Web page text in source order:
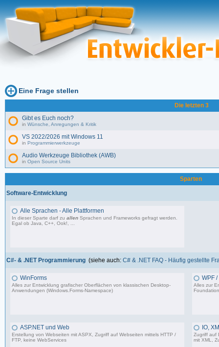
Eine Frage stellen
Die letzten 3
Gibt es Euch noch?
in Wünsche, Anregungen & Kritik
VS 2022/2026 mit Windows 11
in Programmierwerkzeuge
Audio Werkzeuge Bibliothek (AWB)
in Open Source Units
Sparten
Software-Entwicklung
Alle Sprachen - Alle Plattformen
In dieser Sparte darf zuallen Sprachen und Frameworks gefragt werden.
Egal ob Java, C++, Ook!, ...
C#- & .NET Programmierung (siehe auch: C# & .NET FAQ - Häufig gestellte
WinForms
Alles zur Entwicklung grafischer Oberflächen von klassischen Desktop-
Anwendungen (Windows.Forms-Namespace)
WPF
Alles zur
ASP.NET und Web
Erstellung von Webseiten mit ASPX, Zugriff auf Webseiten mittels HTTP /
FTP, keine WebServices
IO,
Zugriff auf
mit XML,